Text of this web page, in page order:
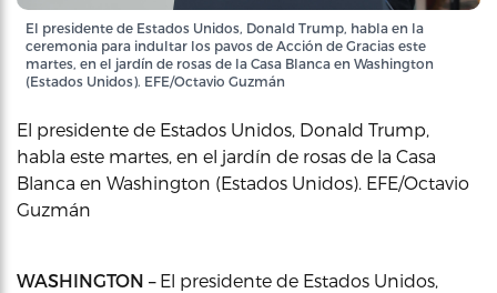
El presidente de Estados Unidos, Donald Trump, habla en la
ceremonia para indultar los pavos de Acción de Gracias este
martes, en el jardín de rosas de la Casa Blanca en Washington
(Estados Unidos). EFE/Octavio Guzmán
El presidente de Estados Unidos, Donald Trump,
habla este martes, en el jardín de rosas de la Casa
Blanca en Washington (Estados Unidos). EFE/Octavio
Guzmán
WASHINGTON –El presidente de Estados Unidos,